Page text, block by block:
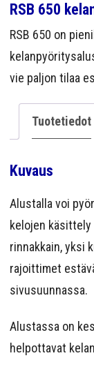
YHTEYS
RSB 650
RSB 650 on
vie paljon tilaa
Tuotetiedot
Kuvaus
Alustalla voi
kelojen
rinnakkain, yksi
rajoittimet
sivusuunnassa.
Alustassa on
helpottavat